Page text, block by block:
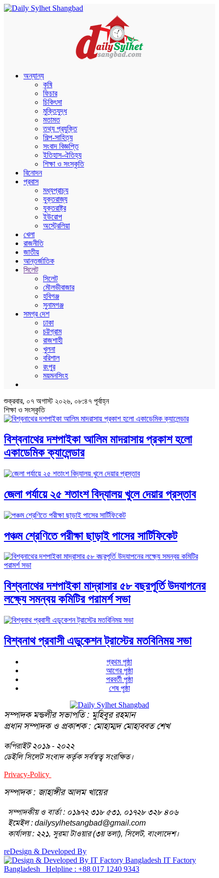
অন্যান্য
কৃষি
ফিচার
চিকিৎসা
মুক্তিযুদ্ধ
মতামত
তথ্য প্রযুক্তি
শিল্প-সাহিত্য
সংবাদ বিজ্ঞপ্তি
ইতিহাস-ঐতিহ্য
শিক্ষা ও সংস্কৃতি
বিনোদন
প্রবাস
মধ্যপ্রাচ্য
যুক্তরাজ্য
যুক্তরাষ্ট্র
ইউরোপ
অস্ট্রেলিয়া
খেলা
রাজনীতি
জাতীয়
আন্তর্জাতিক
সিলেট
সিলেট
মৌলভীবাজার
হবিগঞ্জ
সুনামগঞ্জ
সমগ্র দেশ
ঢাকা
চট্টগ্রাম
রাজশাহী
খুলনা
বরিশাল
রংপুর
ময়মনসিংহ
শুক্রবার, ০৭ অগাস্ট ২০২৬, ০৮:৪৭ পূর্বাহ্ন
শিক্ষা ও সংস্কৃতি
বিশ্বনাথের দশপাইকা আলিম মাদরাসায় প্রকাশ হলো
একাডেমিক ক্যালেন্ডার
জেলা পর্যায়ে ২৫ শতাংশ বিদ্যালয় খুলে দেয়ার প্রস্তাব
পঞ্চম শ্রেণিতে পরীক্ষা ছাড়াই পাসের সার্টিফিকেট
বিশ্বনাথের দশপাইকা মাদ্রাসার ৫৮ বছরপূর্তি উদযাপনের
লক্ষ্যে সমন্বয় কমিটির পরামর্শ সভা
বিশ্বনাথ প্রবাসী এডুকেশন ট্রাস্টের মতবিনিময় সভা
প্রথম পৃষ্ঠা
আগের পৃষ্ঠা
পরবর্তী পৃষ্ঠা
শেষ পৃষ্ঠা
সম্পাদক মন্ডলীর সভাপতি : মুহিবুর রহমান
প্রধান সম্পাদক ও প্রকাশক : মোহাম্মদ মোহাব্বত শেখ
কপিরাইট২০১৯ - ২০২২
ডেইলি সিলেট সংবাদ কর্তৃক সর্বস্বত্ব সংরক্ষিত।
Privacy-Policy
সম্পাদক : জাহাঙ্গীর আলম খায়ের
সম্পাদকীয় ও বার্তা : ০১৯৭২ ৩১৮ ৫৩১, ০১৭২৮ ৩২৮ ৪০৬
ইমেইল : dailysylhetsangbad@gmail.com
কার্যালয় : ২২১, সুরমা টাওয়ার (৩য় তলা), সিলেট, বাংলাদেশ।
reDesign & Developed By
IT Factory
Bangladesh
Helpline : +88 017 1240 9343